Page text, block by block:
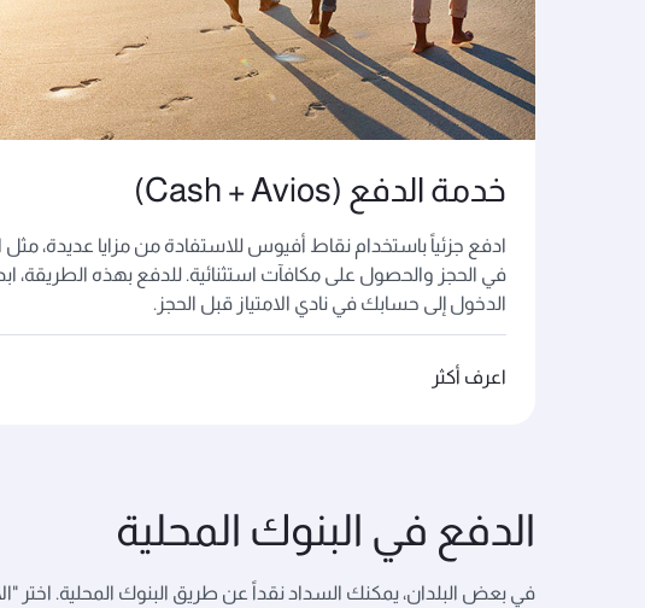
خدمة الدفع (Cash + Avios)
ادفع جزئياً باستخدام نقاط أفيوس للاستفادة من مزايا عديدة، مثل
في الحجز والحصول على مكافآت استثنائية. للدفع بهذه الطريقة،
الدخول إلى حسابك في نادي الامتياز قبل الحجز.
اعرف أكثر
الدفع في البنوك المحلية
في بعض البلدان، يمكنك السداد نقداً عن طريق البنوك المحلية. اختر